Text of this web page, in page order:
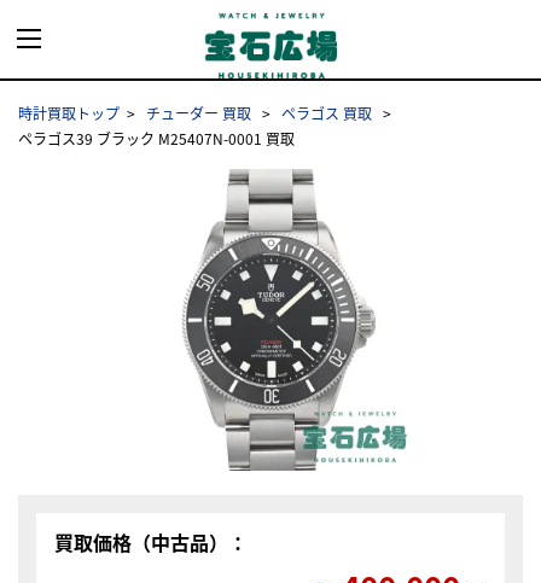
時計買取トップ チューダー 買取
ペラゴス 買取
ペラゴス39 ブラック M25407N-0001 買取
買取価格（中古品）：